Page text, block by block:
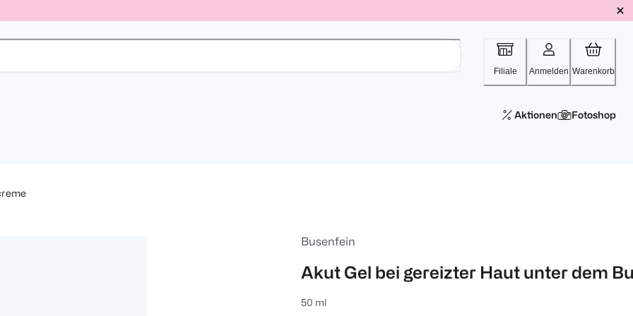
Filiale Anmelden Warenkorb
Aktionen Fotoshop
Busenfein
Akut Gel bei gereizter Haut unter dem
50 ml